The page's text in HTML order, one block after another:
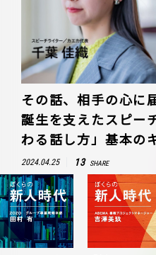
その話、相手の心に
誕生を支えたスピー
わる話し方」基本の
2024.04.25 13 SHARE